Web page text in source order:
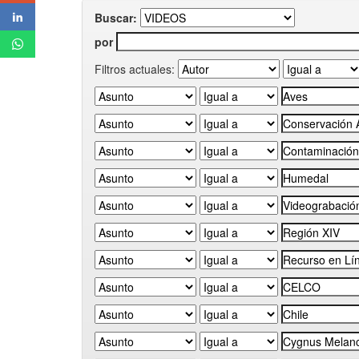
Buscar:
por
Filtros actuales: